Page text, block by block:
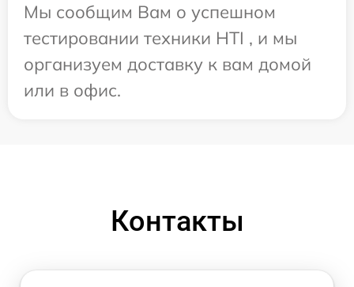
Мы сообщим Вам о успешном
тестировании техники HTI , и мы
организуем доставку к вам домой
или в офис.
Контакты